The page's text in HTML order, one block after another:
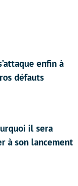
enfin à
défauts
il sera
à son lancement